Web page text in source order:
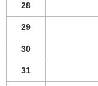
28
29
30
31